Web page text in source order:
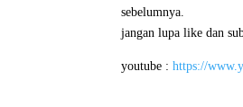
sebelumnya.
jangan lupa like dan
youtube :https://